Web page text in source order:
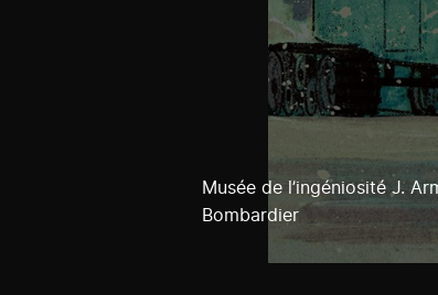
Musée de l’ingéniosité J.
Bombardier